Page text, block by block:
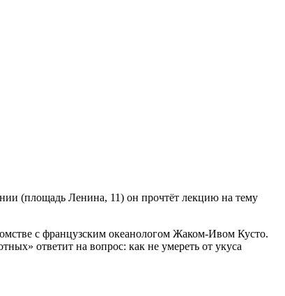
(площадь Ленина, 11) он прочтёт лекцию на тему
с французским океанологом Жаком-Ивом Кусто.
ответит на вопрос: как не умереть от укуса